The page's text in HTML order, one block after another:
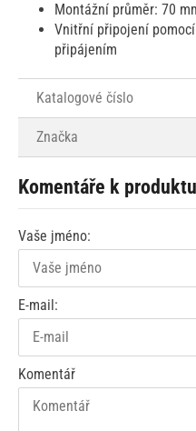
Montážní průměr: 70
Vnitřní připojení
připájením
Katalogové číslo
Značka
Komentáře k produktu
Vaše jméno:
E-mail:
Komentář